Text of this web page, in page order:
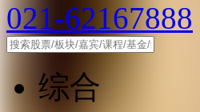
021-62167888
综合